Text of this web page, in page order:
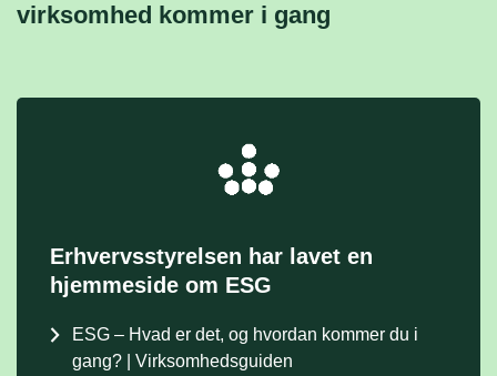
virksomhed kommer i gang
Erhvervsstyrelsen har lavet en
hjemmeside om ESG
ESG – Hvad er det, og hvordan kommer du i
gang? | Virksomhedsguiden